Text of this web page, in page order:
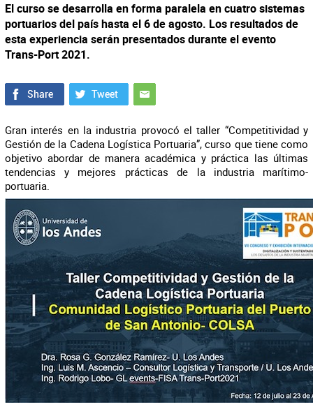
El curso se desarrolla en forma paralela en cuatro sistemas
portuarios del país hasta el 6 de agosto. Los resultados de
esta experiencia serán presentados durante el evento
Trans-Port 2021.
Gran interés en la industria provocó el taller “Competitividad y
Gestión de la Cadena Logística Portuaria”, curso que tiene como
objetivo abordar de manera académica y práctica las últimas
tendencias y mejores prácticas de la industria marítimo-
portuaria.